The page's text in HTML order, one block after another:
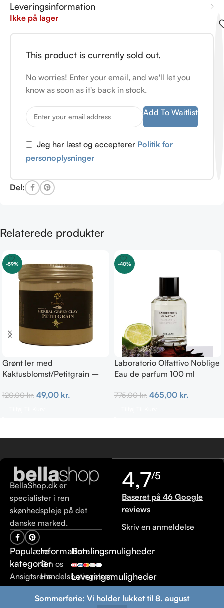
Sommerferie: Vi holder lukket til 8. august
Leveringsinformation
Ikke på lager
This product is currently sold out.
No worries! Enter your email, and we'll let you
know as soon as it's back in stock.
Add To Waitlist
Jeg har læst og accepterer Politik for
personoplysninger
Del:
Relaterede produkter
-59%
Grønt ler med
Kaktusblomst/Petitgrain –
120,00kr. 49,00 kr.
-40%
Laboratorio Olfattivo Noblige
Eau de parfum 100 ml
775,00kr. 465,00 kr.
BellaShop.dk er
specialister i ren
skønhedspleje på det
danske marked.
Populære
kategorier
Ansigtsrens
Ansigtscreme
Hårpleje
Information
Om os
Handelsbetingelser
Leveringsbetingelser
Returneringsbetingelser
Betalingsmuligheder
Leveringsmuligheder
4,7/5
Baseret på 46 Google
reviews
Skriv en anmeldelse